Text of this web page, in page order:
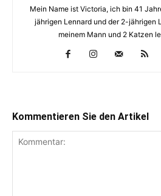
Mein Name ist Victoria, ich bin 41
jährigen Lennard und der 2-jährigen
meinem Mann und 2 Katzen
Kommentieren Sie den Artikel